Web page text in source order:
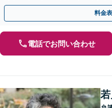
裁判官経験を活かした最適な戦略を
料金
電話でお問い合わせ